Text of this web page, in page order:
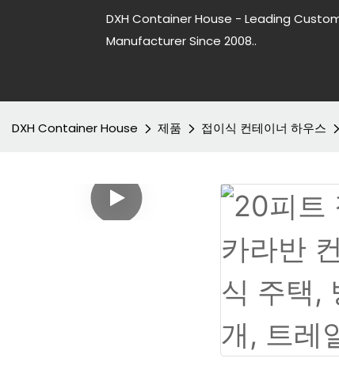
DXH Container House - Leading
Manufacturer Since 2008..
DXH Container House 제품 접이식 컨테이너 하우스